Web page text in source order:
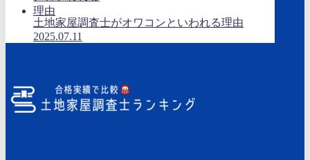
土地家屋調査士がオワコンといわれる理由
2025.07.11